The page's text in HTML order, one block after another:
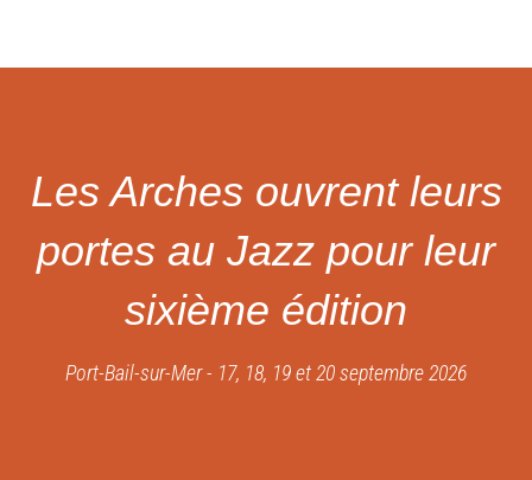
Les Arches ouvrent leurs
portes au Jazz pour leur
sixième édition
Port-Bail-sur-Mer - 17, 18, 19 et 20 septembre 2026